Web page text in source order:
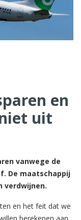
en
uit
vanwege de
De maatschappij
verdwijnen.
en het feit dat we